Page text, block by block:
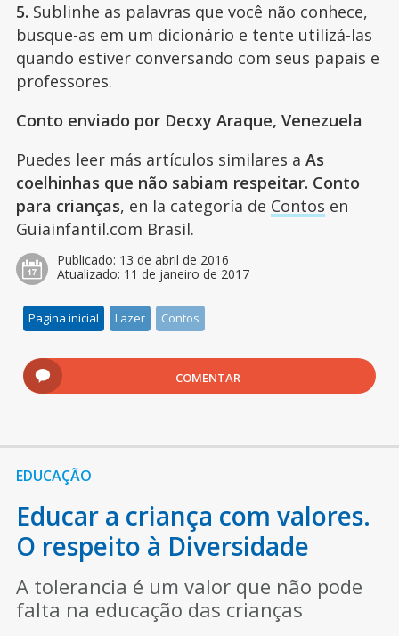
5. Sublinhe as palavras que você não conhece,
busque-as em um dicionário e tente utilizá-las
quando estiver conversando com seus papais e
professores.
Conto enviado por Decxy Araque, Venezuela
Puedes leer más artículos similares a As
coelhinhas que não sabiam respeitar. Conto
para crianças, en la categoría de Contos en
Guiainfantil.com Brasil.
Publicado: 13 de abril de 2016
Atualizado: 11 de janeiro de 2017
Pagina inicial Lazer Contos
COMENTAR
EDUCAÇÃO
Educar a criança com valores.
O respeito à Diversidade
A tolerancia é um valor que não pode
falta na educação das crianças